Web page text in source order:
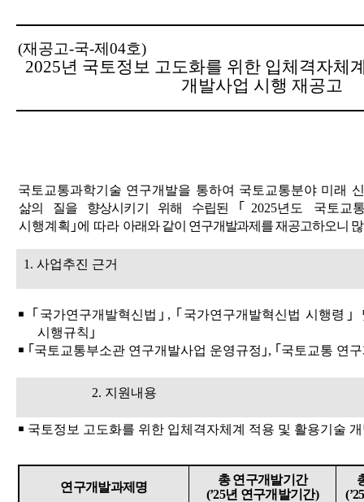
(재공고-국-제 04호)
2025년 국토정보 고도화를 위한 입체격자체
개발사업 시행 재공고
국토교통과학기술 연구개발을 통하여 국토교통분야 미래
삶의 질을 향상시키기 위해 수립된
｢ 2025년도 국토교
시행계획 ｣에 따라 아래와 같이 연구개발과제를 재공고하오니
1. 사업추진 근거
￭ ｢ 국가연구개발혁신법 ｣ , ｢ 국가연구개발혁신법 시행령 ｣
시행규칙 ｣
￭ ｢ 국토교통부소관 연구개발사업 운영규정 ｣, ｢ 국토교통 연
2. 지원내용
￭ 국토정보 고도화를 위한 입체격자체계 적용 및 활용기술
연구개발과제명
총 연구개발기간
(’25년 연구개발기간)
(’25